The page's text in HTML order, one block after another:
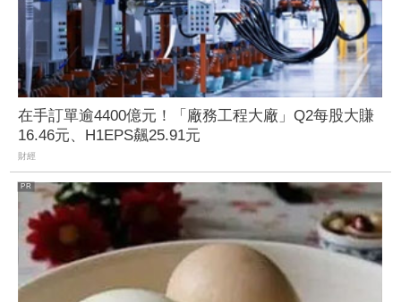
在手訂單逾4400億元！「廠務工程大廠」Q2每股大賺
16.46元、H1EPS飆25.91元
財經